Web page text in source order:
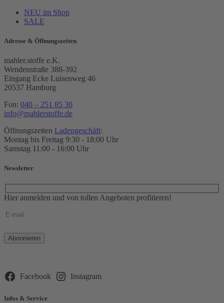
NEU im Shop
SALE
Adresse & Öffnungszeiten
mahler.stoffe e.K.
Wendenstraße 388-392
Eingang Ecke Luisenweg 46
20537 Hamburg
Fon: 040 – 251 85 30
info@mahlerstoffe.de
Öffnungszeiten Ladengeschäft:
Montag bis Freitag 9:30 - 18:00 Uhr
Samstag 11:00 - 16:00 Uhr
Newsletter
Hier anmelden und von tollen Angeboten profitieren!
Bitte
lasse
leer.
Facebook Instagram
Infos & Service